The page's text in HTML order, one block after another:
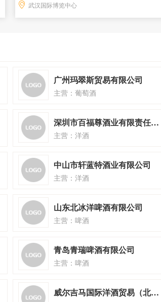
武汉国际博览中心
广州玛翠斯贸易有限公司
主营：葡萄酒
深圳市百福尊酒业有限责任公司
主营：洋酒
中山市轩蓝特酒业有限公司
主营：洋酒
山东北冰洋啤酒有限公司
主营：啤酒
青岛青瑞啤酒有限公司
主营：啤酒
威尔吉马国际洋酒贸易（北京）有限公司